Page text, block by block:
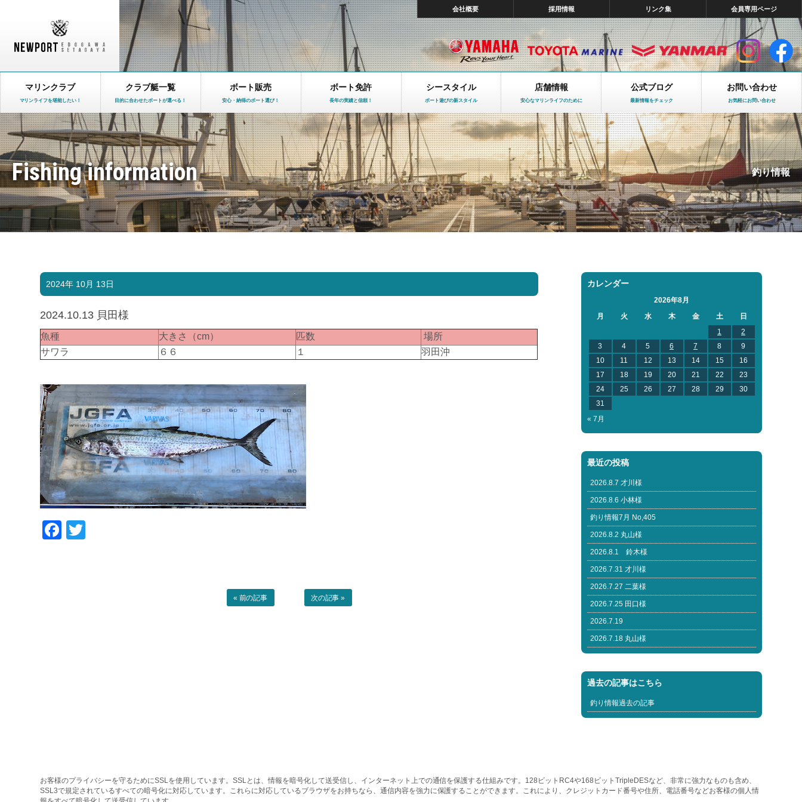
会社概要 採用情報 リンク集 会員専用ページ
マリンクラブ
マリンライフを堪能したい！
クラブ艇一覧
目的に合わせたボートが選べる！
ボート販売
安心・納得のボート選び！
ボート免許
長年の実績と信頼！
シースタイル
ボート遊びの新スタイル
店舗情報
安心なマリンライフのために
公式ブログ
最新情報をチェック
お問い合わせ
お気軽にお問い合わせ
Fishing information 釣り情報
2024年 10月 13日
2024.10.13 貝田様
魚種 大きさ（cm） 匹数
場所
サワラ
６６ １ 羽田沖
Facebook
« 前の記事 次の記事 »
カレンダー
2026年8月
月
火 水 木 金 土
日
1
2
3
4 5 6 7 8
9
10
11 12 13 14 15
16
17
18 19 20 21 22
23
24
25 26 27 28 29
30
31
« 7月
最近の投稿
2026.8.7 才川様
2026.8.6 小林様
釣り情報7月 No,405
2026.8.2 丸山様
2026.8.1 鈴木様
2026.7.31 才川様
2026.7.27 二葉様
2026.7.25 田口様
2026.7.19
2026.7.18 丸山様
過去の記事はこちら
釣り情報過去の記事
お客様のプライバシーを守るためにSSLを使用しています。SSLとは、情報を暗号化して送受信し、インターネット上での通信を保護する仕組みです。128ビットRC4や168ビットTripleDESなど、非常に強力なものも含め、
SSL3で規定されているすべての暗号化に対応しています。これらに対応しているブラウザをお持ちなら、通信内容を強力に保護することができます。これにより、クレジットカード番号や住所、電話番号などお客様の個人情